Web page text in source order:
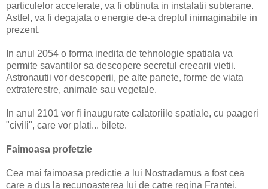
particulelor accelerate, va fi obtinuta in instalatii subterane.
Astfel, va fi degajata o energie de-a dreptul inimaginabile in
prezent.
In anul 2054 o forma inedita de tehnologie spatiala va
permite savantilor sa descopere secretul creearii vietii.
Astronautii vor descoperii, pe alte panete, forme de viata
extraterestre, animale sau vegetale.
In anul 2101 vor fi inaugurate calatoriile spatiale, cu paageri
"civili", care vor plati... bilete.
Faimoasa profetzie
Cea mai faimoasa predictie a lui Nostradamus a fost cea
care a dus la recunoasterea lui de catre regina Frantei,